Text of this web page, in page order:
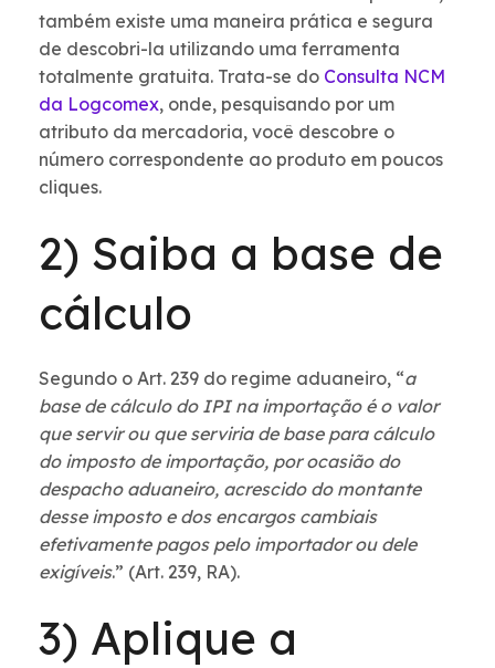
também existe uma maneira prática e segura
de descobri-la utilizando uma ferramenta
totalmente gratuita. Trata-se do Consulta NCM
da Logcomex, onde, pesquisando por um
atributo da mercadoria, você descobre o
número correspondente ao produto em poucos
cliques.
2) Saiba a base de
cálculo
Segundo o Art. 239 do regime aduaneiro, “a
base de cálculo do IPI na importação é o valor
que servir ou que serviria de base para cálculo
do imposto de importação, por ocasião do
despacho aduaneiro, acrescido do montante
desse imposto e dos encargos cambiais
efetivamente pagos pelo importador ou dele
exigíveis.” (Art. 239, RA).
3) Aplique a